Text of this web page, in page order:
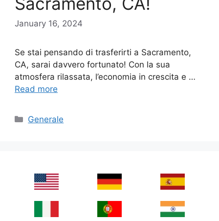
January 16, 2024
Se stai pensando di trasferirti a Sacramento,
CA, sarai davvero fortunato! Con la sua
atmosfera rilassata, l’economia in crescita e …
Read more
Categories
Generale